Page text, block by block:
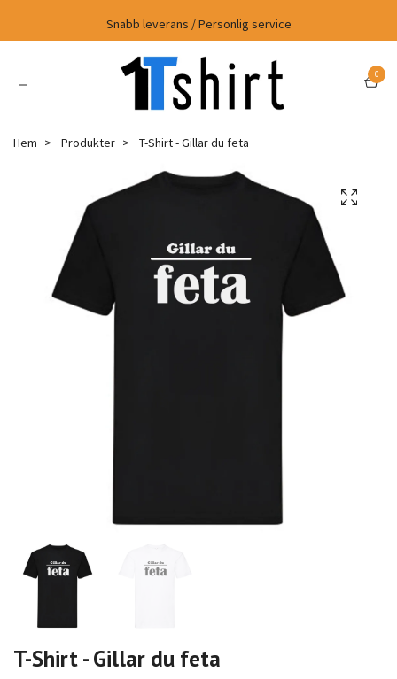
Snabb leverans / Personlig service
0
Hem Produkter T-Shirt - Gillar du feta
T-Shirt - Gillar du feta